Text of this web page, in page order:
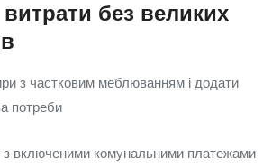
без великих
з частковим меблюванням і додати
потреби
з включеними комунальними платежами